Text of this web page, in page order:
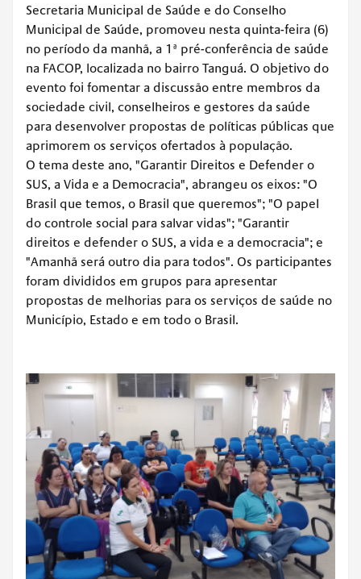
Secretaria Municipal de Saúde e do Conselho
Municipal de Saúde, promoveu nesta quinta-feira (6)
no período da manhã, a 1ª pré-conferência de saúde
na FACOP, localizada no bairro Tanguá. O objetivo do
evento foi fomentar a discussão entre membros da
sociedade civil, conselheiros e gestores da saúde
para desenvolver propostas de políticas públicas que
aprimorem os serviços ofertados à população.
O tema deste ano, "Garantir Direitos e Defender o
SUS, a Vida e a Democracia", abrangeu os eixos: "O
Brasil que temos, o Brasil que queremos"; "O papel
do controle social para salvar vidas"; "Garantir
direitos e defender o SUS, a vida e a democracia"; e
"Amanhã será outro dia para todos". Os participantes
foram divididos em grupos para apresentar
propostas de melhorias para os serviços de saúde no
Município, Estado e em todo o Brasil.